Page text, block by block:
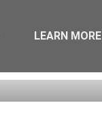
LEARN MORE